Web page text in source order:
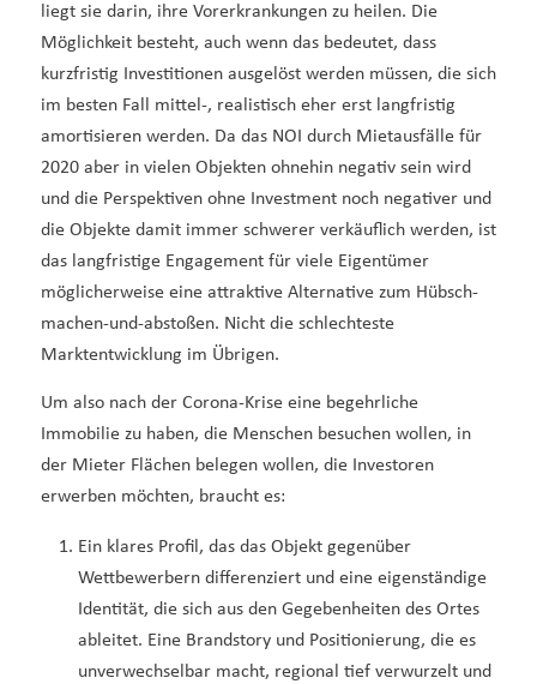
liegt sie darin, ihre Vorerkrankungen zu heilen. Die
Möglichkeit besteht, auch wenn das bedeutet, dass
kurzfristig Investitionen ausgelöst werden müssen, die sich
im besten Fall mittel-, realistisch eher erst langfristig
amortisieren werden. Da das NOI durch Mietausfälle für
2020 aber in vielen Objekten ohnehin negativ sein wird
und die Perspektiven ohne Investment noch negativer und
die Objekte damit immer schwerer verkäuflich werden, ist
das langfristige Engagement für viele Eigentümer
möglicherweise eine attraktive Alternative zum Hübsch-
machen-und-abstoßen. Nicht die schlechteste
Marktentwicklung im Übrigen.
Um also nach der Corona-Krise eine begehrliche
Immobilie zu haben, die Menschen besuchen wollen, in
der Mieter Flächen belegen wollen, die Investoren
erwerben möchten, braucht es:
Ein klares Profil, das das Objekt gegenüber
Wettbewerbern differenziert und eine eigenständige
Identität, die sich aus den Gegebenheiten des Ortes
ableitet. Eine Brandstory und Positionierung, die es
unverwechselbar macht, regional tief verwurzelt und